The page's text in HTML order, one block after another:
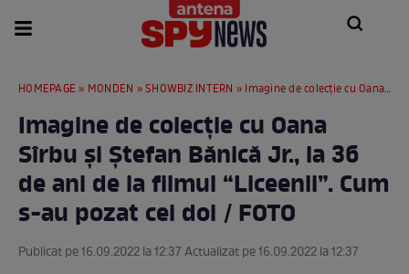
HOMEPAGE » MONDEN »SHOWBIZ INTERN » Imagine de colecție cu Oana Sîrbu și Ștefan Bănică Jr., la 36 de ani de la filmul “Liceenii”. Cum s-au pozat cei doi / FOTO
Imagine de colecție cu Oana
Sîrbu și Ștefan Bănică Jr., la 36
de ani de la filmul “Liceenii”. Cum
s-au pozat cei doi / FOTO
Publicat pe 16.09.2022 la 12:37 Actualizat pe 16.09.2022 la 12:37